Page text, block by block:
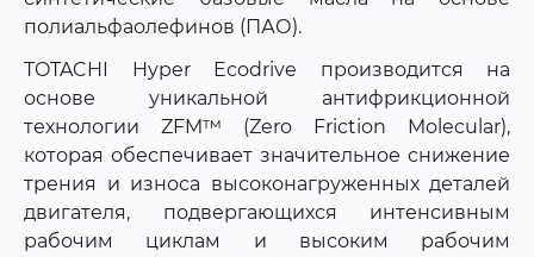
полиальфаолефинов (ПАО).
TOTACHI Hyper Ecodrive производится на
основе уникальной антифрикционной
технологии ZFM™ (Zero Friction Molecular),
которая обеспечивает значительное снижение
трения и износа высоконагруженных деталей
двигателя, подвергающихся интенсивным
рабочим циклам и высоким рабочим